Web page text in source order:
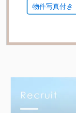
物件写真付き